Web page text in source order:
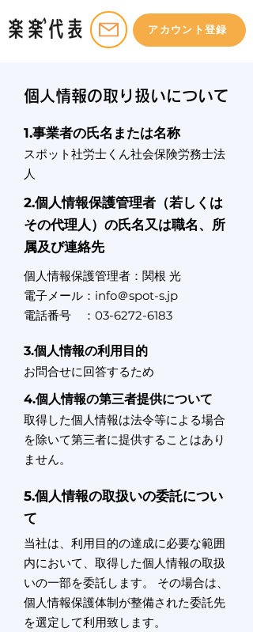
アカウント登録
個人情報の取り扱いについて
1.事業者の氏名または名称
スポット社労士くん社会保険労務士法
人
2.個人情報保護管理者（若しくは
その代理人）の氏名又は職名、所
属及び連絡先
個人情報保護管理者：関根 光
電子メール：info＠spot-s.jp
電話番号 ：03-6272-6183
3.個人情報の利用目的
お問合せに回答するため
4.個人情報の第三者提供について
取得した個人情報は法令等による場合
を除いて第三者に提供することはあり
ません。
5.個人情報の取扱いの委託につい
て
当社は、利用目的の達成に必要な範囲
内において、取得した個人情報の取扱
いの一部を委託します。 その場合は、
個人情報保護体制が整備された委託先
を選定して利用致します。